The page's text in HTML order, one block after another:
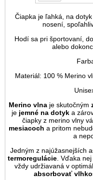
Čiapka je ľahká, na
nosení,
Hodí sa pri športovaní,
alebo
Materiál: 100 % Merino
Merino vlna je skutočným
je jemné na dotyka
čiapky z merino vlny
mesiacoch a pritom
a
Jedným z najúžasnejších
termoregulácie . Vďaka
vždy udržiavaná v
absorbovať